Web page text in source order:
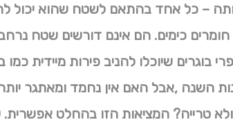
– כל אחד בהתאם לשטח שהוא יכול
חומרים כימים. הם אינם דורשים שטח
בוגרים שיוכלו להניב פירות מיידית
השנה ,אבל האם אין נחמד ומאתגר
טרייה? המציאות הזו בהחלט אפשרית.